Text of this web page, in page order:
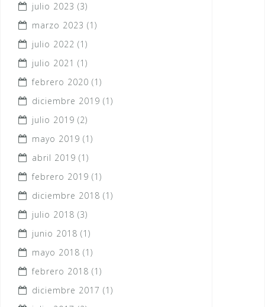
julio 2023 (3)
marzo 2023 (1)
julio 2022 (1)
julio 2021 (1)
febrero 2020 (1)
diciembre 2019 (1)
julio 2019 (2)
mayo 2019 (1)
abril 2019 (1)
febrero 2019 (1)
diciembre 2018 (1)
julio 2018 (3)
junio 2018 (1)
mayo 2018 (1)
febrero 2018 (1)
diciembre 2017 (1)